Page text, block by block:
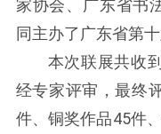
家协会、广东省书
同主办了广东省第
本次联展共收
经专家评审，最终
件、铜奖作品45件